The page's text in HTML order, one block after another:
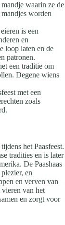
waarin ze de
worden
is een
en
loop laten en de
patronen.
een traditie om
Degene wiens
met een
zoals
het Paasfeest.
tradities en is later
De Paashaas
en
en verven van
vieren van het
en zorgt voor